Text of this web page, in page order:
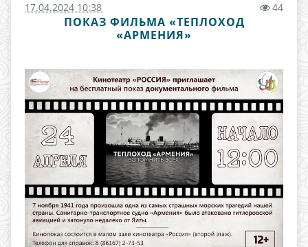
17.04.2024 10:38 44
ПОКАЗ ФИЛЬМА «ТЕПЛОХОД
«АРМЕНИЯ»